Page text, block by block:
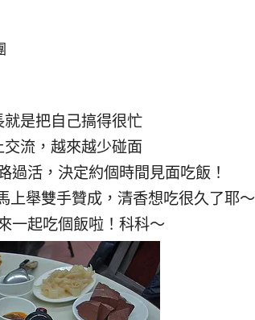
是把自己搞得很忙
流，越來越少碰面
活，決定約個時間見面吃飯！
舉雙手贊成，清香想吃很久了耶～
一起吃個飯啦！科科～